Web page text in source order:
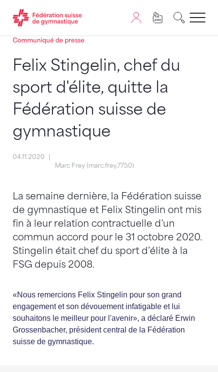
Passer au contenu
Naviguer vers le plan du siten
JavaScript est nécessaire pour naviguer sur ce site.
Communiqué de presse
Felix Stingelin, chef du
sport d'élite, quitte la
Fédération suisse de
gymnastique
04.11.2020
Marc Frey (marc.frey,7750)
La semaine dernière, la Fédération suisse
de gymnastique et Felix Stingelin ont mis
fin à leur relation contractuelle d’un
commun accord pour le 31 octobre 2020.
Stingelin était chef du sport d’élite à la
FSG depuis 2008.
«Nous remercions Felix Stingelin pour son grand
engagement et son dévouement infatigable et lui
souhaitons le meilleur pour l'avenir», a déclaré Erwin
Grossenbacher, président central de la Fédération
suisse de gymnastique.